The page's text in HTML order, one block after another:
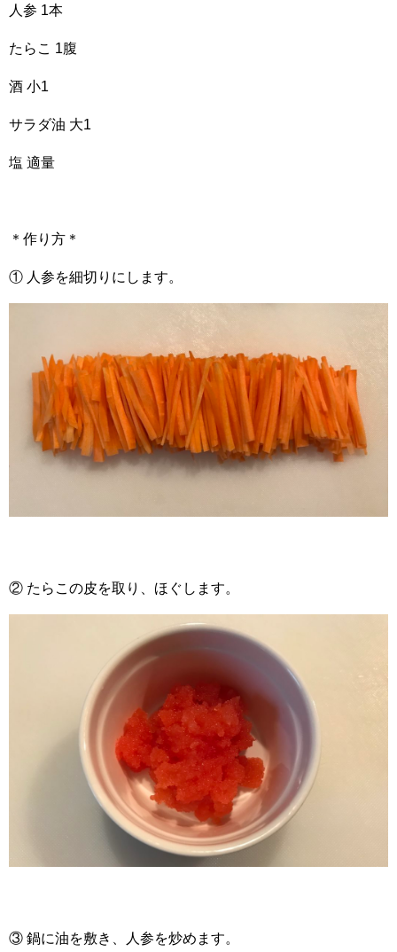
人参 1本
たらこ 1腹
酒 小1
サラダ油 大1
塩 適量
＊作り方＊
① 人参を細切りにします。
② たらこの皮を取り、ほぐします。
③ 鍋に油を敷き、人参を炒めます。